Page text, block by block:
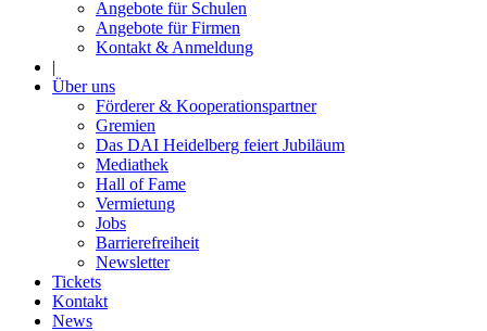
Angebote für Schulen
Angebote für Firmen
Kontakt & Anmeldung
|
Über uns
Förderer & Kooperationspartner
Gremien
Das DAI Heidelberg feiert Jubiläum
Mediathek
Hall of Fame
Vermietung
Jobs
Barrierefreiheit
Newsletter
Tickets
Kontakt
News